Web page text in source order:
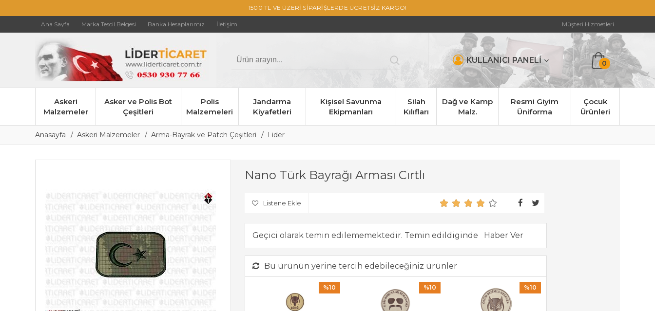
1500 TL VE ÜZERİ SİPARİŞLERDE ÜCRETSİZ KARGO!
Ana Sayfa Marka Tescil Belgesi Banka Hesaplarımız İletişim Müşteri Hizmetleri
KULLANICI PANELİ 0
Askeri
Malzemeler
Asker ve Polis Bot
Çeşitleri
Polis
Malzemeleri
Jandarma
Kiyafetleri
Kişisel Savunma
Ekipmanları
Silah
Kılıfları
Dağ ve Kamp
Malz.
Resmi Giyim
Üniforma
Çocuk
Ürünleri
Anasayfa Askeri Malzemeler Arma-Bayrak ve Patch Çeşitleri Lider
Nano Türk Bayrağı Arması Cırtlı
Listene Ekle
Geçici olarak temin edilememektedir. Temin edildiginde
Bu ürünün yerine tercih edebileceğiniz ürünler
%10 %10 %10